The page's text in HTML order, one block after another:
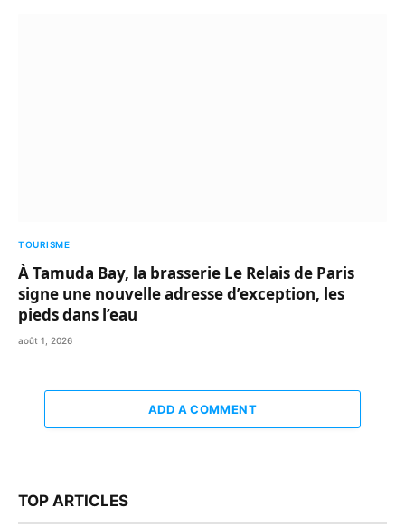
TOURISME
À Tamuda Bay, la brasserie Le Relais de Paris
signe une nouvelle adresse d’exception, les
pieds dans l’eau
août 1, 2026
ADD A COMMENT
TOP ARTICLES